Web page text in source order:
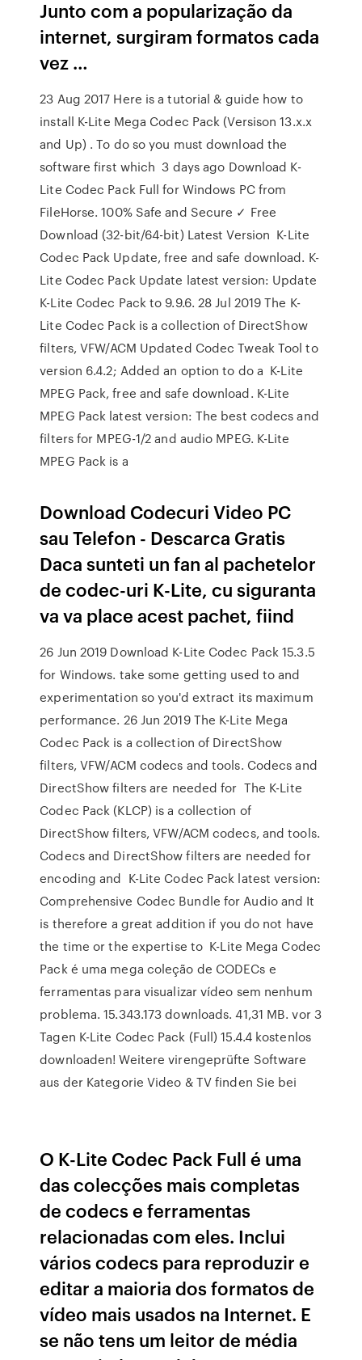
Junto com a popularização da
internet, surgiram formatos cada
vez …
23 Aug 2017 Here is a tutorial & guide how to
install K-Lite Mega Codec Pack (Versison 13.x.x
and Up) . To do so you must download the
software first which 3 days ago Download K-
Lite Codec Pack Full for Windows PC from
FileHorse. 100% Safe and Secure ✓ Free
Download (32-bit/64-bit) Latest Version K-Lite
Codec Pack Update, free and safe download. K-
Lite Codec Pack Update latest version: Update
K-Lite Codec Pack to 9.9.6. 28 Jul 2019 The K-
Lite Codec Pack is a collection of DirectShow
filters, VFW/ACM Updated Codec Tweak Tool to
version 6.4.2; Added an option to do a K-Lite
MPEG Pack, free and safe download. K-Lite
MPEG Pack latest version: The best codecs and
filters for MPEG-1/2 and audio MPEG. K-Lite
MPEG Pack is a
Download Codecuri Video PC
sau Telefon - Descarca Gratis
Daca sunteti un fan al pachetelor
de codec-uri K-Lite, cu siguranta
va va place acest pachet, fiind
26 Jun 2019 Download K-Lite Codec Pack 15.3.5
for Windows. take some getting used to and
experimentation so you'd extract its maximum
performance. 26 Jun 2019 The K-Lite Mega
Codec Pack is a collection of DirectShow
filters, VFW/ACM codecs and tools. Codecs and
DirectShow filters are needed for The K-Lite
Codec Pack (KLCP) is a collection of
DirectShow filters, VFW/ACM codecs, and tools.
Codecs and DirectShow filters are needed for
encoding and K-Lite Codec Pack latest version:
Comprehensive Codec Bundle for Audio and It
is therefore a great addition if you do not have
the time or the expertise to K-Lite Mega Codec
Pack é uma mega coleção de CODECs e
ferramentas para visualizar vídeo sem nenhum
problema. 15.343.173 downloads. 41,31 MB. vor 3
Tagen K-Lite Codec Pack (Full) 15.4.4 kostenlos
downloaden! Weitere virengeprüfte Software
aus der Kategorie Video & TV finden Sie bei
O K-Lite Codec Pack Full é uma
das colecções mais completas
de codecs e ferramentas
relacionadas com eles. Inclui
vários codecs para reproduzir e
editar a maioria dos formatos de
vídeo mais usados na Internet. E
se não tens um leitor de média